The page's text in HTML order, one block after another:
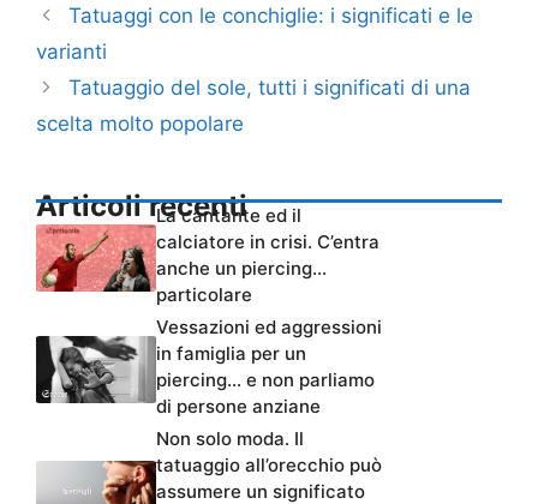
Tatuaggi con le conchiglie: i significati e le
varianti
Tatuaggio del sole, tutti i significati di una
scelta molto popolare
Articoli recenti
La cantante ed il
calciatore in crisi. C’entra
anche un piercing…
particolare
Vessazioni ed aggressioni
in famiglia per un
piercing… e non parliamo
di persone anziane
Non solo moda. Il
tatuaggio all’orecchio può
assumere un significato